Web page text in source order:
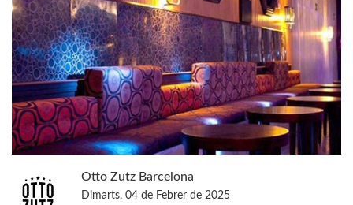
Otto Zutz Barcelona
Dimarts, 04 de Febrer de 2025